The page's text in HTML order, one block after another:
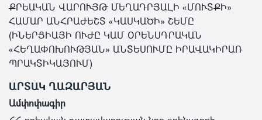
ՔՐԵԱԿԱՆ ՎԱՐՈՒՅԹ ՄԵՂԱԴՐՅԱԼԻ «ՄՈՒՏՔԻ»
ՀԱՄԱՐ ԱՆՀՐԱԺԵՇՏ «ԿԱՍԿԱԾԻ» ՇԵՄԸ
(ԻՆԵՐՑԻԱՅԻ ՈՒԺԸ ԿԱՄ ՕՐԵՆՍԴՐԱԿԱՆ
«ՀԵՂԱՓՈԽՈՒԹՅԱՆ» ԱՆՏԵՍՈՒՄԸ ԻՐԱՎԱԿԻՐԱՌ
ՊՐԱԿՏԻԿԱՅՈՒՄ)
ԱՐՏԱԿ ՂԱԶԱՐՅԱՆ
Ամփոփագիր